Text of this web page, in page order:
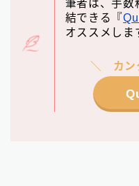
筆者は、手数
結できる『
オススメしま
カン